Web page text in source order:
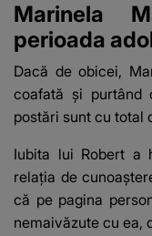
Marinela
perioada
Dacă de obicei,
coafată și purtând
postări sunt cu total
Iubita lui Robert a
relația de
că pe pagina
nemaivăzute cu ea,